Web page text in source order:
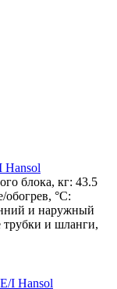
Hansol
блока, кг: 43.5
°C:
и наружный
трубки и шланги,